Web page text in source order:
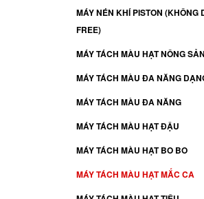
MÁY NÉN KHÍ PISTON (KHÔNG
FREE)
MÁY TÁCH MÀU HẠT NÔNG SẢN
MÁY TÁCH MÀU ĐA NĂNG
MÁY TÁCH MÀU ĐA NĂNG
MÁY TÁCH MÀU HẠT ĐẬU
MÁY TÁCH MÀU HẠT BO BO
MÁY TÁCH MÀU HẠT MẮC CA